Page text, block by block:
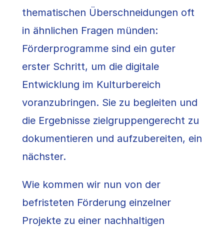
thematischen Überschneidungen oft
in ähnlichen Fragen münden:
Förderprogramme sind ein guter
erster Schritt, um die digitale
Entwicklung im Kulturbereich
voranzubringen. Sie zu begleiten und
die Ergebnisse zielgruppengerecht zu
dokumentieren und aufzubereiten, ein
nächster.
Wie kommen wir nun von der
befristeten Förderung einzelner
Projekte zu einer nachhaltigen